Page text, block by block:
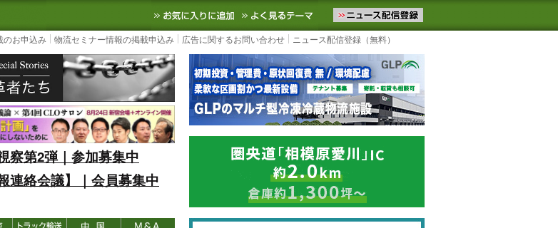
物流ニュースサイト
3PL, SCMなど国内外の最新の物流ニュースをお届けします。物流ニュースメール配信を登録す
お気に入りに追加 よく見るテーマ
のお申込み 物流セミナー情報の掲載申込み 広告に関するお問い合わせ ニュース配信登録（無料）
察第2弾｜参加募集中
連絡会議】｜会員募集中